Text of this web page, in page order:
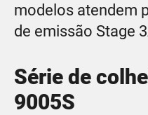
modelos atendem
de emissão Stage
Série de
9005S